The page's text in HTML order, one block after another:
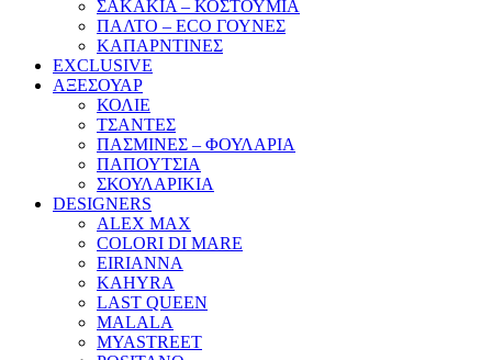
ΣΑΚΑΚΙΑ – ΚΟΣΤΟΥΜΙΑ
ΠΑΛΤΟ – ECO ΓΟΥΝΕΣ
ΚΑΠΑΡΝΤΙΝΕΣ
EXCLUSIVE
ΑΞΕΣΟΥΑΡ
ΚΟΛΙΕ
ΤΣΑΝΤΕΣ
ΠΑΣΜΙΝΕΣ – ΦΟΥΛΑΡΙΑ
ΠΑΠΟΥΤΣΙΑ
ΣΚΟΥΛΑΡΙΚΙΑ
DESIGNERS
ALEX MAX
COLORI DI MARE
EIRIANNA
KAHYRA
LAST QUEEN
MALALA
MYASTREET